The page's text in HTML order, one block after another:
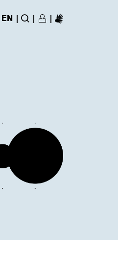
EN | Suche
| Login/Register
|